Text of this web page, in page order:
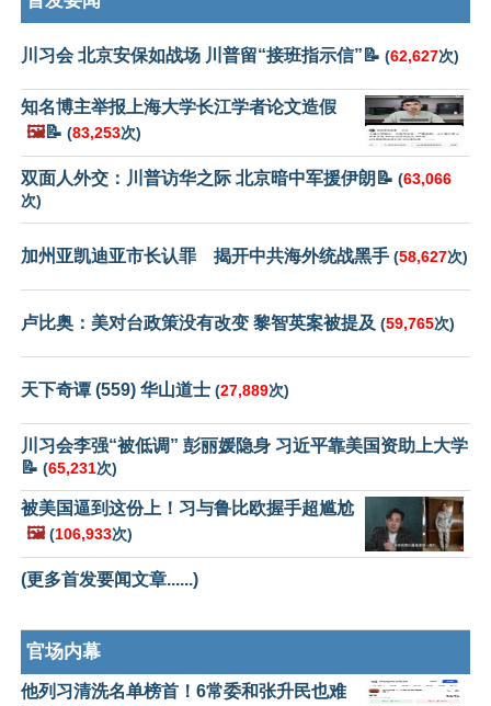
川习会 北京安保如战场 川普留“接班指示信”📝 (62,627次)
知名博主举报上海大学长江学者论文造假
🖼️📝 (83,253次)
双面人外交：川普访华之际 北京暗中军援伊朗📝 (63,066
次)
加州亚凯迪亚市长认罪 揭开中共海外统战黑手 (58,627次)
卢比奥：美对台政策没有改变 黎智英案被提及 (59,765次)
天下奇谭 (559) 华山道士 (27,889次)
川习会李强“被低调” 彭丽媛隐身 习近平靠美国资助上大学
📝 (65,231次)
被美国逼到这份上！习与鲁比欧握手超尴尬
🖼️ (106,933次)
(更多首发要闻文章......)
官场内幕
他列习清洗名单榜首！6常委和张升民也难